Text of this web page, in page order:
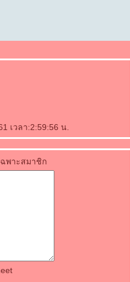
เวลา:2:59:56 น.
ฉพาะสมาชิก